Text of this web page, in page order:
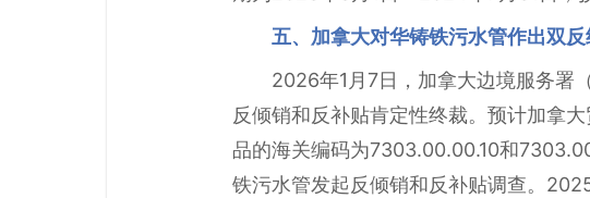
五、加拿大对华铸铁污水管作出双
2026年1月7日，加拿大边境服务署
反倾销和反补贴肯定性终裁。预计加拿
品的海关编码为7303.00.00.10和
铁污水管发起反倾销和反补贴调查。